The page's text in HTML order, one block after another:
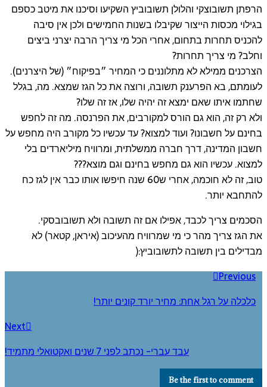
הרפתן תשובוצקי והלולן תשובוביץ השקיעו וסיכנו את מיטב כספם
בגילוי מכסות הייצור שקיבלו בשנות החמישים ולכן אין סיבה
להכניס תחרות בתחום, אחרי הכל מי צריך הרבה יצרני ביצים
וחלב? מי צריך תחרות?
הצרכנים ממילא לא מתלוננים כי המחיר ״בפיקוח״ (של היצרנים).
לעומתם, בא הפרענק תשובה, ורוצה את כל הגז שמצא. מה, בגלל
שחתמו איתו שאם ימצא זה יהיה שלו, אז זה שלו?
ולא רק זה, הוא גם הורס למקורבים, את הפרנסה. מה זה לחפש
בחינם על חשבונו? ועוד למצוא? עד עכשיו כל מקורב היה מחפש על
חשבון המדינה, דרך חברה ממשלתית, ומרוויח מיליארדים בלי
למצוא. עכשיו הוא גם מחפש בחינם וגם מוצא???
טוב, זה לא חוכמה, אחרי ש60 שנה חיפשו אותו כבר אין לגז כח
להתחבא יותר.
הסכמים צריך לכבד, אפילו אם זה תשובה ולא תשובובסקי.
את הגז צריך מהר כי מי שמרוויח מהעיכוב (איראן, קטאר) לא
מבדילים בין תשובה לתשובוביץ:(
Previous
כלכלה על רגל אחת: מחיר יורד קונים יותר!
Next
עבד עברי- נכתב לפני 7 שנים ואקטואלי מתמיד!
Be the first to comment